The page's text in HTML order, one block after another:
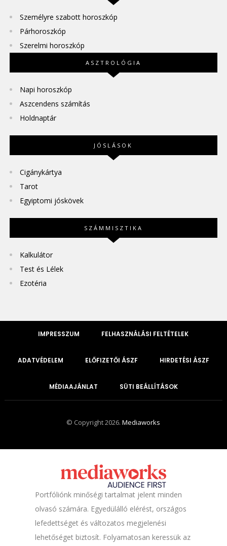
Személyre szabott horoszkóp
Párhoroszkóp
Szerelmi horoszkóp
ASZTROLÓGIA
Napi horoszkóp
Aszcendens számítás
Holdnaptár
JÓSLÁSOK
Cigánykártya
Tarot
Egyiptomi jóskövek
SZÁMMISZTIKA
Kalkulátor
Test és Lélek
Ezotéria
IMPRESSZUM FELHASZNÁLÁSI FELTÉTELEK
ADATVÉDELEM ELŐFIZETŐI ÁSZF HIRDETÉSI ÁSZF
MÉDIAAJÁNLAT SÜTI BEÁLLÍTÁSOK
© Copyright 2026.Mediaworks
Portfóliónk minőségi tartalmat jelent minden
olvasó számára. Egyedülálló elérést, országos
lefedettséget és változatos megjelenési
lehetőséget biztosít. Folyamatosan keressük az